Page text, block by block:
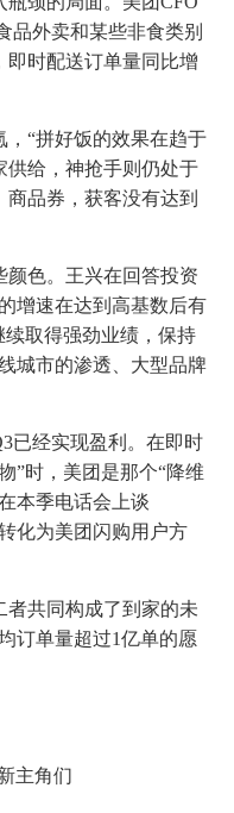
品外卖和某些非食类别
即时配送订单量同比增
“拼好饭的效果在趋于
供给，神抢手则仍处于
品券，获客没有达到
颜色。王兴在回答投资
增速在达到高基数后有
续取得强劲业绩，保持
城市的渗透、大型品牌
已经实现盈利。在即时
”时，美团是那个“降维
本季电话会上谈
化为美团闪购用户方
者共同构成了到家的未
订单量超过1亿单的愿
主角们